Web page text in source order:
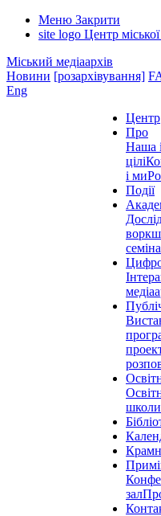
Меню Закрити
site logo Центр міської
Міський медіаархів
Новини [розархівування]
Eng
Центр
Про
Наша
цілі
і ми
Події
школи
зал